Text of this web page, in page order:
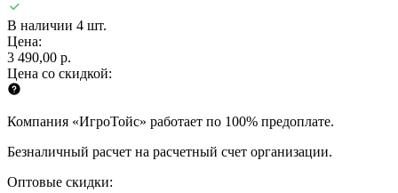
В наличии 4 шт.
Цена:
3 490,00 р.
Цена со скидкой:
Компания «ИгроТойс» работает по 100% предоплате.
Безналичный расчет на расчетный счет организации.
Оптовые скидки: